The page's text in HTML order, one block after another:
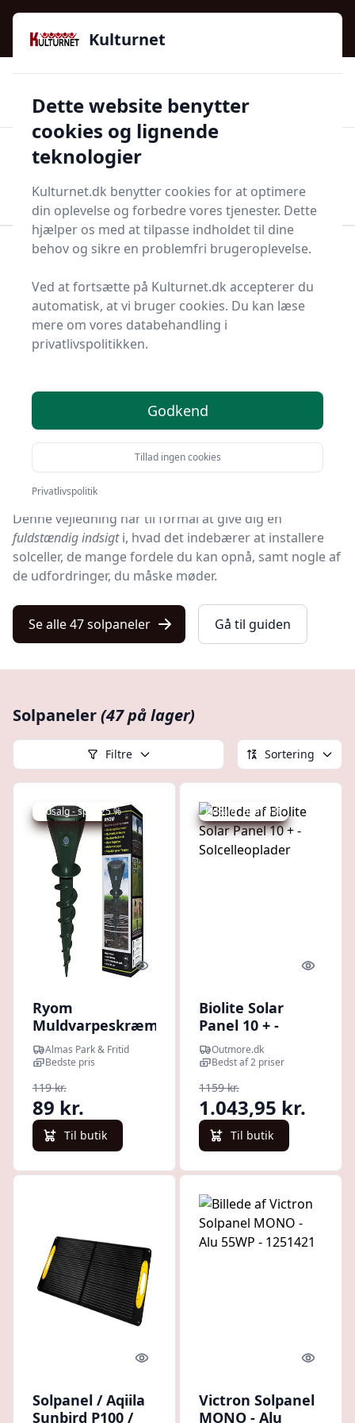
Kulturnet - Alt Det Gode I Livet | Din Kulturguide Siden
2016
97 kategorier 👍Kun godkendte butikker
Start søgning
Bolig og indretning
Terrasse og have
Solpaneler - 47 på lager
der få teknologiske løsninger, der vækker så stor
interesse og begejstring som
Fra hustage i villakvarterer til vidstrakte solcellefarme i
Denne vejledning har til formål at give dig en
fuldstændig indsigti, hvad det indebærer at installere
solceller, de mange fordele du kan opnå, samt nogle af
de udfordringer, du måske møder.
Se alle 47 solpaneler Gå til guiden
Solpaneler(47 på lager)
Filtre Sortering
Udsalg - spar 25 %
Quick look
Ryom
Muldvarpeskræmmer
Solar
Almas Park & Fritid
Bedste pris
119 kr.
89 kr.
Til butik
Udsalg - spar 9 %
Quick
Biolite Solar
Panel 10 + -
Solcelleoplader
Outmore.dk
Bedst af 2 priser
1159 kr.
1.043,95 kr.
Til butik
Quick look
Solpanel / Aqiila
Sunbird P100 /
Quick
Victron Solpanel
MONO - Alu
Kulturnet
Dette website benytter
cookies og lignende
teknologier
Kulturnet.dk benytter cookies for at optimere
din oplevelse og forbedre vores tjenester. Dette
hjælper os med at tilpasse indholdet til dine
behov og sikre en problemfri brugeroplevelse.
Ved at fortsætte på Kulturnet.dk accepterer du
automatisk, at vi bruger cookies. Du kan læse
mere om vores databehandling i
privatlivspolitikken.
Godkend
Tillad ingen cookies
Privatlivspolitik